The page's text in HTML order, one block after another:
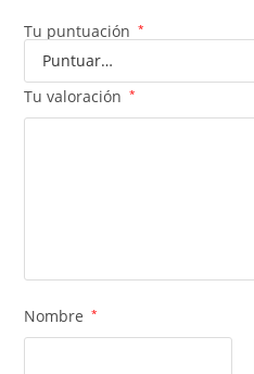
Tu puntuación *
Tu valoración *
Nombre *